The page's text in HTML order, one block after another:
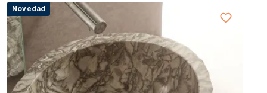
Novedad